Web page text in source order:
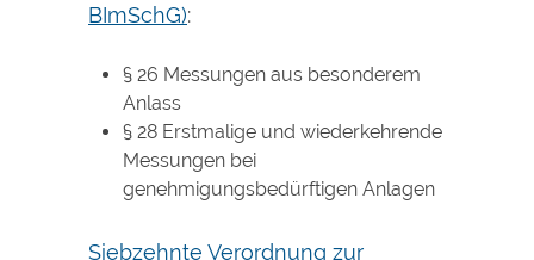
BImSchG):
§ 26 Messungen aus besonderem
Anlass
§ 28 Erstmalige und wiederkehrende
Messungen bei
genehmigungsbedürftigen Anlagen
Siebzehnte Verordnung zur